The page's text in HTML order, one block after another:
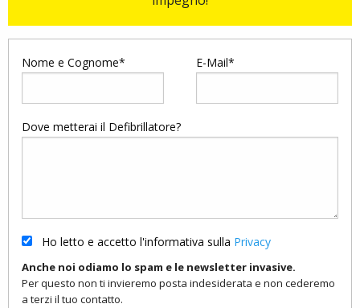
Nome e Cognome* E-Mail*
Dove metterai il Defibrillatore?
Ho letto e accetto l'informativa sulla Privacy
Anche noi odiamo lo spam e le newsletter invasive.
Per questo non ti invieremo posta indesiderata e non cederemo
a terzi il tuo contatto.